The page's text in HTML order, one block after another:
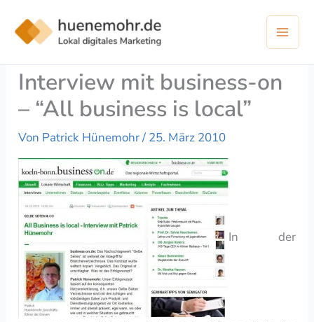
Inhalt
springen
Interview mit business-on
– “All business is local”
Von Patrick Hünemohr/ 25. März 2010
In der